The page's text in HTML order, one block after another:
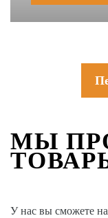
МЫ
У нас вы сможете